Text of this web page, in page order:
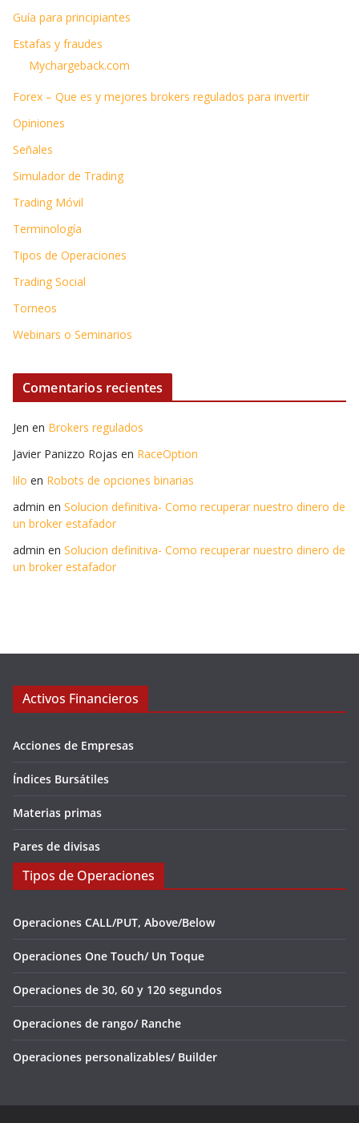
Guía para principiantes
Estafas y fraudes
Mychargeback.com
Forex – Que es y mejores brokers regulados para invertir
Opiniones
Señales
Simulador de Trading
Trading Móvil
Terminología
Tipos de Operaciones
Trading Social
Torneos
Webinars o Seminarios
Comentarios recientes
Jen en Brokers regulados
Javier Panizzo Rojas en RaceOption
lilo en Robots de opciones binarias
admin en Solucion definitiva- Como recuperar nuestro dinero de
un broker estafador
admin en Solucion definitiva- Como recuperar nuestro dinero de
un broker estafador
Activos Financieros
Acciones de Empresas
Índices Bursátiles
Materias primas
Pares de divisas
Tipos de Operaciones
Operaciones CALL/PUT, Above/Below
Operaciones One Touch/ Un Toque
Operaciones de 30, 60 y 120 segundos
Operaciones de rango/ Ranche
Operaciones personalizables/ Builder